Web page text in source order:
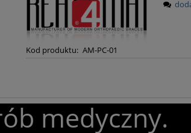
Kod produktu: AM-PC-01
medyczny.